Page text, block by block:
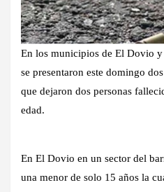
En los municipios de El Dovio
se presentaron este domingo
que dejaron dos personas
edad.
En El Dovio en un sector del
una menor de solo 15 años la